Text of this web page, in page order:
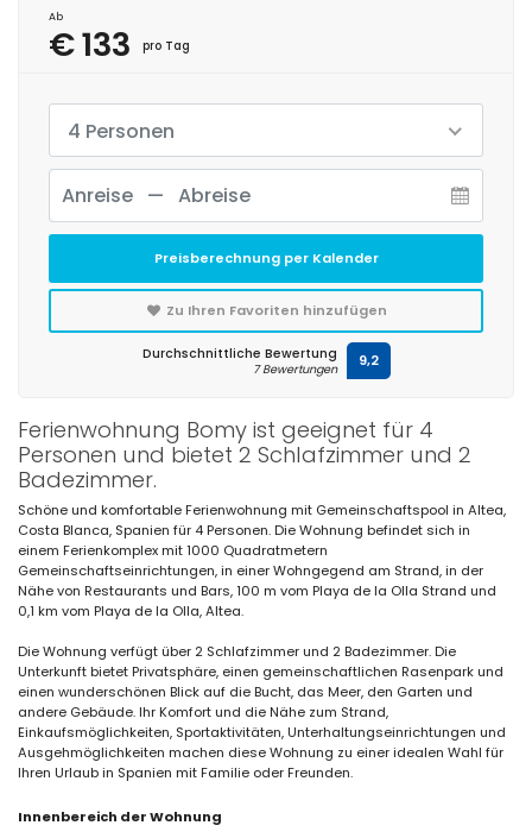
Ferienwohnung Bomy ist geeignet für 4
Personen und bietet 2 Schlafzimmer und 2
Badezimmer.
Schöne und komfortable Ferienwohnung mit Gemeinschaftspool in Altea,
Costa Blanca, Spanien für 4 Personen. Die Wohnung befindet sich in
einem Ferienkomplex mit 1000 Quadratmetern
Gemeinschaftseinrichtungen, in einer Wohngegend am Strand, in der
Nähe von Restaurants und Bars, 100 m vom Playa de la Olla Strand und
0,1 km vom Playa de la Olla, Altea.
Die Wohnung verfügt über 2 Schlafzimmer und 2 Badezimmer. Die
Unterkunft bietet Privatsphäre, einen gemeinschaftlichen Rasenpark und
einen wunderschönen Blick auf die Bucht, das Meer, den Garten und
andere Gebäude. Ihr Komfort und die Nähe zum Strand,
Einkaufsmöglichkeiten, Sportaktivitäten, Unterhaltungseinrichtungen und
Ausgehmöglichkeiten machen diese Wohnung zu einer idealen Wahl für
Ihren Urlaub in Spanien mit Familie oder Freunden.
Innenbereich der Wohnung
Ab
€ 133 pro Tag
4 Personen
Preisberechnung per Kalender
Zu Ihren Favoriten hinzufügen
Durchschnittliche Bewertung
7 Bewertungen 9,2